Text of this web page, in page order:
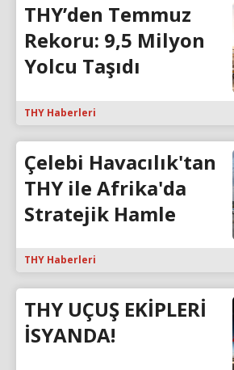
THY’den Temmuz
Rekoru: 9,5 Milyon
Yolcu Taşıdı
THY Haberleri
Çelebi Havacılık'tan
THY ile Afrika'da
Stratejik Hamle
THY Haberleri
THY UÇUŞ EKİPLERİ
İSYANDA!